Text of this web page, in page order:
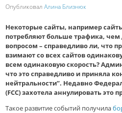
ОпубликовалАлина Близнюк
Некоторые сайты, например
потребляют больше трафика,
вопросом – справедливо ли, что
взимают со всех сайтов
всем одинаковую скорость?
что это справедливо и приняла
нейтральности”. Недавно
(FCC) захотела аннулировать это
Такое развитие событий получила